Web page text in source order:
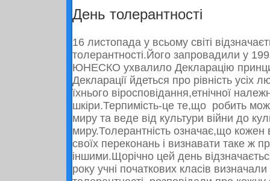
День толерантності
16 листопада у всьому світі
толерантності.Його запровадили у
ЮНЕСКО ухвалило Декларацію
Декларації йдеться про рівність усіх
їхнього віросповідання,етнічної
шкіри.Терпимість-це те,що робить
миру та веде від культури війни до
миру.Толерантність означає,що кожен
своїх переконань і визнавати таке ж
іншими.Щорічно цей день
року учні початкових класів